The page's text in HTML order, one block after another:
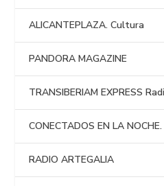
ALICANTEPLAZA. Cultura
PANDORA MAGAZINE
TRANSIBERIAM EXPRESS
CONECTADOS EN LA
RADIO ARTEGALIA